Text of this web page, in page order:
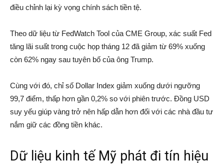
điều chỉnh lại kỳ vọng chính sách tiền tệ.
Theo dữ liệu từ FedWatch Tool của CME Group, xác suất Fed
tăng lãi suất trong cuộc họp tháng 12 đã giảm từ 69% xuống
còn 62% ngay sau tuyên bố của ông Trump.
Cùng với đó, chỉ số Dollar Index giảm xuống dưới ngưỡng
99,7 điểm, thấp hơn gần 0,2% so với phiên trước. Đồng USD
suy yếu giúp vàng trở nên hấp dẫn hơn đối với các nhà đầu tư
nắm giữ các đồng tiền khác.
Dữ liệu kinh tế Mỹ phát đi tín hiệu